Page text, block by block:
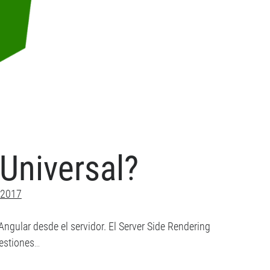
desde el servidor. El Server Side Rendering